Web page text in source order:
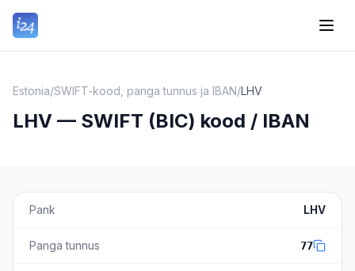
Estonia/SWIFT-kood, panga tunnus ja IBAN/LHV
LHV — SWIFT (BIC) kood / IBAN
Pank LHV
Panga tunnus 77